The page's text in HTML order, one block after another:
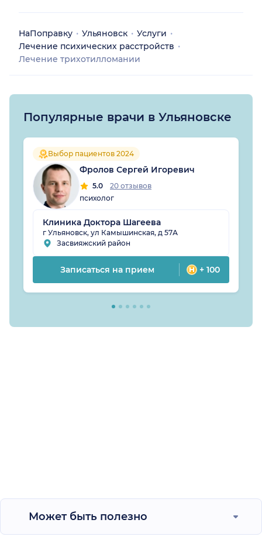
НаПоправку Ульяновск
Услуги
Лечение психических расстройств
Лечение трихотилломании
Популярные врачи в Ульяновске
Выбор пациентов 2024
Фролов Сергей Игоревич
5.0
20 отзывов
психолог
Клиника Доктора Шагеева
г Ульяновск, ул Камышинская, д 57А
Засвияжский район
Записаться на прием + 100
Может быть полезно